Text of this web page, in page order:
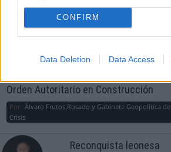
CONFIRM
Data Deletion Data Access
Orden Autoritario en Construcción
Por Álvaro Frutos Rosado y Gabinete Geopolítica de
Crisis
Reconquista leonesa